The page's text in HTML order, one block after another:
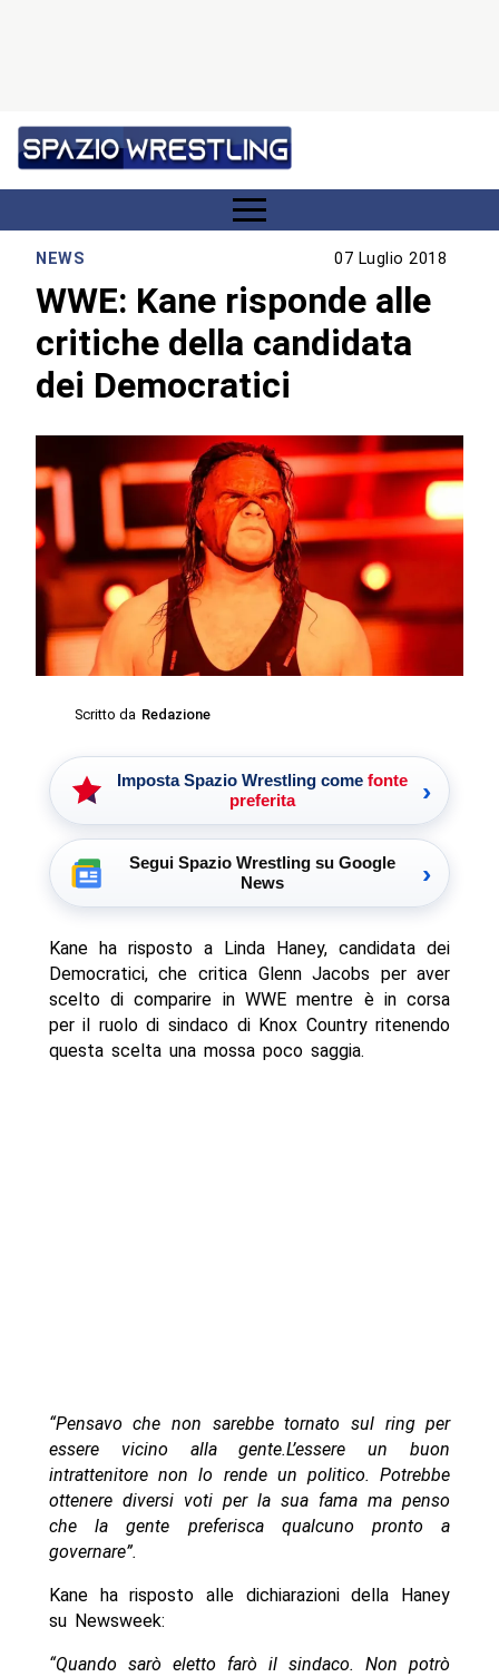
NEWS 07 Luglio 2018
WWE: Kane risponde alle
critiche della candidata
dei Democratici
Scritto da Redazione
Imposta Spazio Wrestling come fonte
preferita
›
Segui Spazio Wrestling su Google
News
›
Kane ha risposto a Linda Haney, candidata dei
Democratici, che critica Glenn Jacobs per aver
scelto di comparire in WWE mentre è in corsa
per il ruolo di sindaco di Knox Country ritenendo
questa scelta una mossa poco saggia.
“Pensavo che non sarebbe tornato sul ring per
essere vicino alla gente.L’essere un buon
intrattenitore non lo rende un politico. Potrebbe
ottenere diversi voti per la sua fama ma penso
che la gente preferisca qualcuno pronto a
governare”.
Kane ha risposto alle dichiarazioni della Haney
su Newsweek:
“Quando sarò eletto farò il sindaco. Non potrò